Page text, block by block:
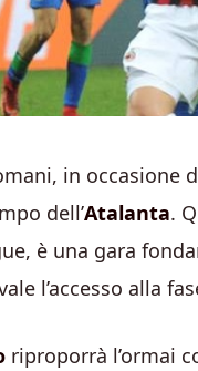
in occasione
dell’Atalanta.
è una gara
l’accesso alla
riproporrà l’ormai